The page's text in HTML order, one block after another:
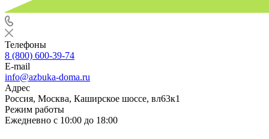
Телефоны
8 (800) 600-39-74
E-mail
info@azbuka-doma.ru
Адрес
Россия, Москва, Каширское шоссе, вл63к1
Режим работы
Ежедневно с 10:00 до 18:00